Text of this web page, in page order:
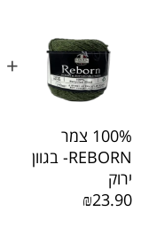
100% צמר
REBORN- בגוון
ירוק
₪23.90
+